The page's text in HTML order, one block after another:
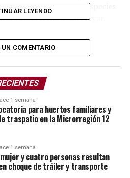
cultivos de nopal y especies
característica del lugar.
de San Jerónimo
de la Dirección de
quienes realizaron
de sofocar las llamas y
expandiéndose.
participó en las labores de
con tres amigos y su
reducir el impacto
es un espacio que
de montaña: “Somos
en el cerro… es parte de una
LEYENDO
UN COMENTARIO
1 semana
para huertos familiares y
traspatio en la Microrregión 12
1 semana
y cuatro personas resultan
choque de tráiler y transporte